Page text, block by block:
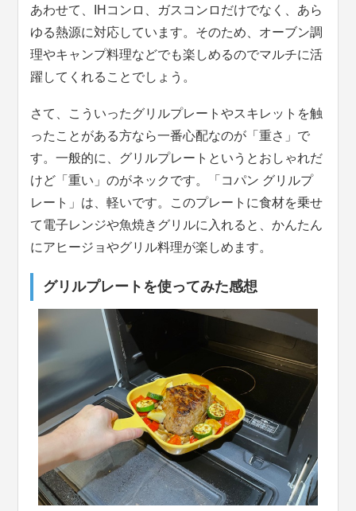
あわせて、IHコンロ、ガスコンロだけでなく、あら
ゆる熱源に対応しています。そのため、オーブン調
理やキャンプ料理などでも楽しめるのでマルチに活
躍してくれることでしょう。
さて、こういったグリルプレートやスキレットを触
ったことがある方なら一番心配なのが「重さ」で
す。一般的に、グリルプレートというとおしゃれだ
けど「重い」のがネックです。「コパン グリルプ
レート」は、軽いです。このプレートに食材を乗せ
て電子レンジや魚焼きグリルに入れると、かんたん
にアヒージョやグリル料理が楽しめます。
グリルプレートを使ってみた感想